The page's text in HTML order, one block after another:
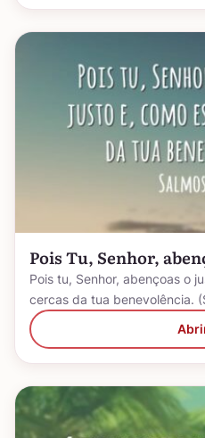
Pois Tu, Senhor,
Pois tu, Senhor, abençoas o
cercas da tua benevolência.